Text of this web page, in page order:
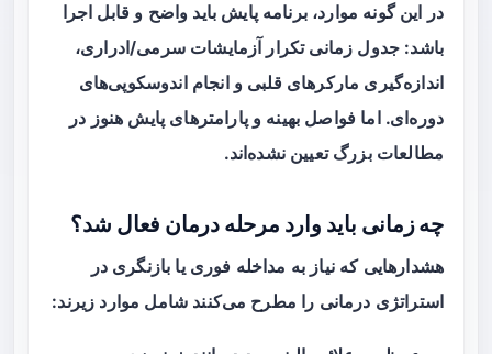
در این گونه موارد، برنامه پایش باید واضح و قابل اجرا
باشد: جدول زمانی تکرار آزمایشات سرمی/ادراری،
اندازه‌گیری مارکرهای قلبی و انجام اندوسکوپی‌های
دوره‌ای. اما فواصل بهینه و پارامترهای پایش هنوز در
مطالعات بزرگ تعیین نشده‌اند.
چه زمانی باید وارد مرحله درمان فعال شد؟
هشدارهایی که نیاز به مداخله فوری یا بازنگری در
استراتژی درمانی را مطرح می‌کنند شامل موارد زیرند: